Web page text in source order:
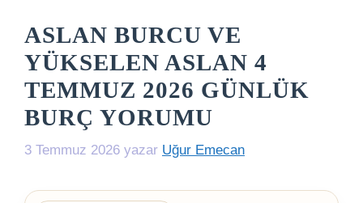
ASLAN BURCU VE
YÜKSELEN ASLAN 4
TEMMUZ 2026 GÜNLÜK
BURÇ YORUMU
3 Temmuz 2026 yazar Uğur Emecan